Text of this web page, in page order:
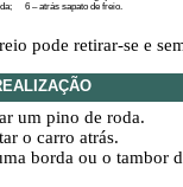
6 – atrás sapato de freio.
pode retirar-se e
um pino de roda.
o carro atrás.
borda ou o tambor